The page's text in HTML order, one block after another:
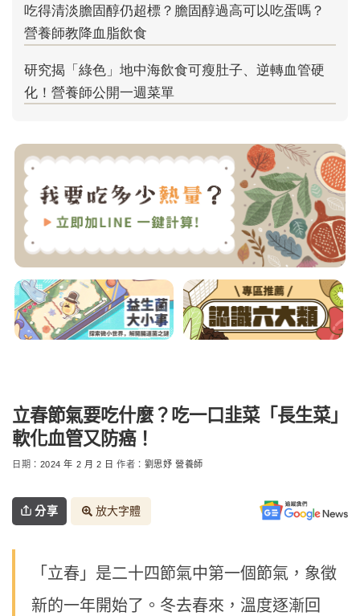
立春節氣要吃什麼？吃一口韭菜「長生菜」
軟化血管又防癌！
日期： 2024 年 2 月 2 日 作者： 劉思妤 營養師
分享 放大字體
「立春」是二十四節氣中第一個節氣，象徵
新的一年開始了。冬去春來，溫度逐漸回